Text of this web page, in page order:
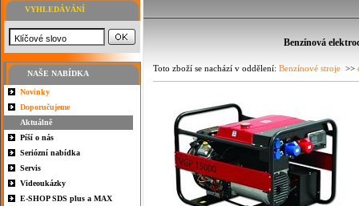
VYHLEDÁVÁNÍ
NAŠE NABÍDKA
Novinky
Doporučujeme
Aktuálně
Píší o nás
Seriózní nabídka
Servis
Videoukázky
E-SHOP SDS plus a MAX
Benzínová
Toto zboží se nachází v oddělení: Benzínové stroje >>